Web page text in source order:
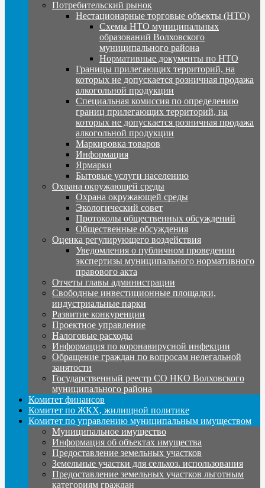
Потребительский рынок
Нестационарные торговые объекты (НТО)
Схемы НТО муниципальных
образований Волховского
муниципального района
Нормативные документы по НТО
Границы прилегающих территорий, на
которых не допускается розничная продажа
алкогольной продукции
Специальная комиссия по определению
границ прилегающих территорий, на
которых не допускается розничная продажа
алкогольной продукции
Маркировка товаров
Информация
Ярмарки
Бытовые услуги населению
Охрана окружающей среды
Охрана окружающей среды
Экологический совет
Протоколы общественных обсуждений
Общественные обсуждения
Оценка регулирующего воздействия
Уведомления о публичном проведении
экспертизы муниципального нормативного
правового акта
Отчеты главы администрации
Свободные инвестиционные площадки,
индустриальные парки
Развитие конкуренции
Проектное управление
Налоговые расходы
Информация по коронавирусной инфекции
Обращение граждан по вопросам нелегальной
занятости
Государственный реестр СО НКО Волховского
муниципального района
Комитет финансов
Комитет по ЖКХ, жилищной политике
Комитет по управлению муниципальным имуществом
Муниципальное имущество
Информация об объектах имущества
Предоставление земельных участков
Земельные участки для сельхоз. использования
Предоставление земельных участков льготным
категориям граждан